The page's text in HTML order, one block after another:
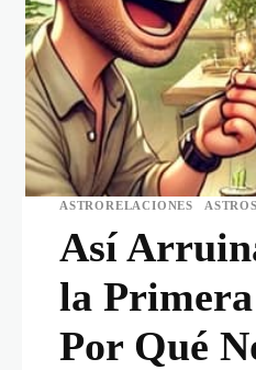
ASTRORELACIONES
Así
la
Por Qué